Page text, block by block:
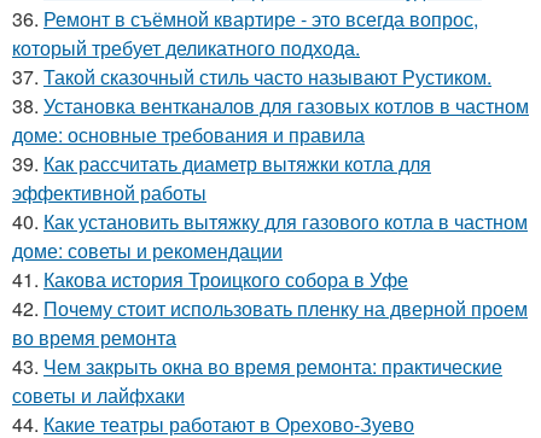
36. Ремонт в съёмной квартире - это всегда вопрос,
который требует деликатного подхода.
37. Такой сказочный стиль часто называют Рустиком.
38. Установка вентканалов для газовых котлов в частном
доме: основные требования и правила
39. Как рассчитать диаметр вытяжки котла для
эффективной работы
40. Как установить вытяжку для газового котла в частном
доме: советы и рекомендации
41. Какова история Троицкого собора в Уфе
42. Почему стоит использовать пленку на дверной проем
во время ремонта
43. Чем закрыть окна во время ремонта: практические
советы и лайфхаки
44. Какие театры работают в Орехово-Зуево